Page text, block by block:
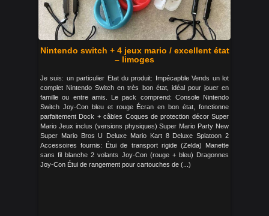
Nintendo switch + 4 jeux mario / excellent état
– limoges
Je suis: un particulier Etat du produit: Impécapble Vends un lot
complet Nintendo Switch en très bon état, idéal pour jouer en
famille ou entre amis. Le pack comprend: Console Nintendo
Switch Joy-Con bleu et rouge Écran en bon état, fonctionne
parfaitement Dock + câbles Coques de protection décor Super
Mario Jeux inclus (versions physiques) Super Mario Party New
Super Mario Bros U Deluxe Mario Kart 8 Deluxe Splatoon 2
Accessoires fournis: Étui de transport rigide (Zelda) Manette
sans fil blanche 2 volants Joy-Con (rouge + bleu) Dragonnes
Joy-Con Étui de rangement pour cartouches de (...)